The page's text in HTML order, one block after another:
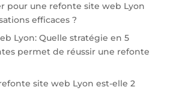
pour une refonte site web Lyon
efficaces ?
Lyon: Quelle stratégie en 5
permet de réussir une refonte
site web Lyon est-elle 2